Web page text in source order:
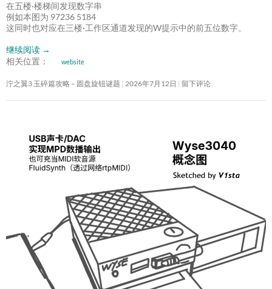
在五楼·楼梯间发现数字串
例如本图为 97236 5184
这同时也对应在三楼·工作区通道发现的W提示中的前五位数字。
继续阅读 →
相关位置：
website
泞之翼3 玉碎篇攻略 – 圆盘旋钮谜题 2026年7月12日 留下评论